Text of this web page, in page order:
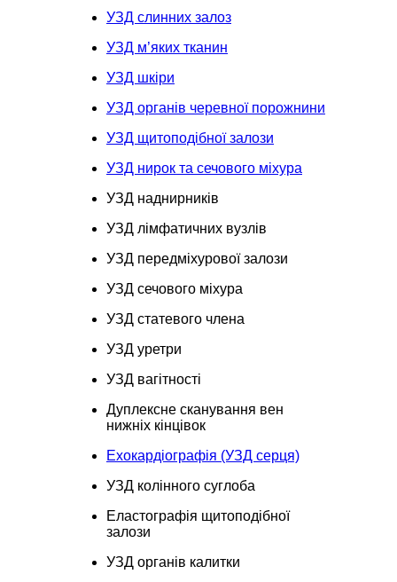
УЗД слинних залоз
УЗД м’яких тканин
УЗД шкіри
УЗД органів черевної порожнини
УЗД щитоподібної залози
УЗД нирок та сечового міхура
УЗД наднирників
УЗД лімфатичних вузлів
УЗД передміхурової залози
УЗД сечового міхура
УЗД статевого члена
УЗД уретри
УЗД вагітності
Дуплексне сканування вен
нижніх кінцівок
Ехокардіографія (УЗД серця)
УЗД колінного суглоба
Еластографія щитоподібної
залози
УЗД органів калитки